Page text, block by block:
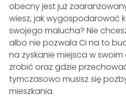
obecny jest już
wiesz, jak wygospodarować
swojego malucha? Nie
albo nie pozwala Ci na to
na zyskanie miejsca w
zrobić oraz gdzie
tymczasowo musisz się
mieszkania.